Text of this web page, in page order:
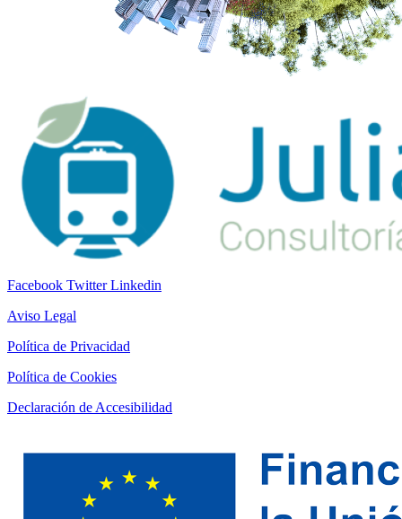
Facebook Twitter Linkedin
Aviso Legal
Política de Privacidad
Política de Cookies
Declaración de Accesibilidad